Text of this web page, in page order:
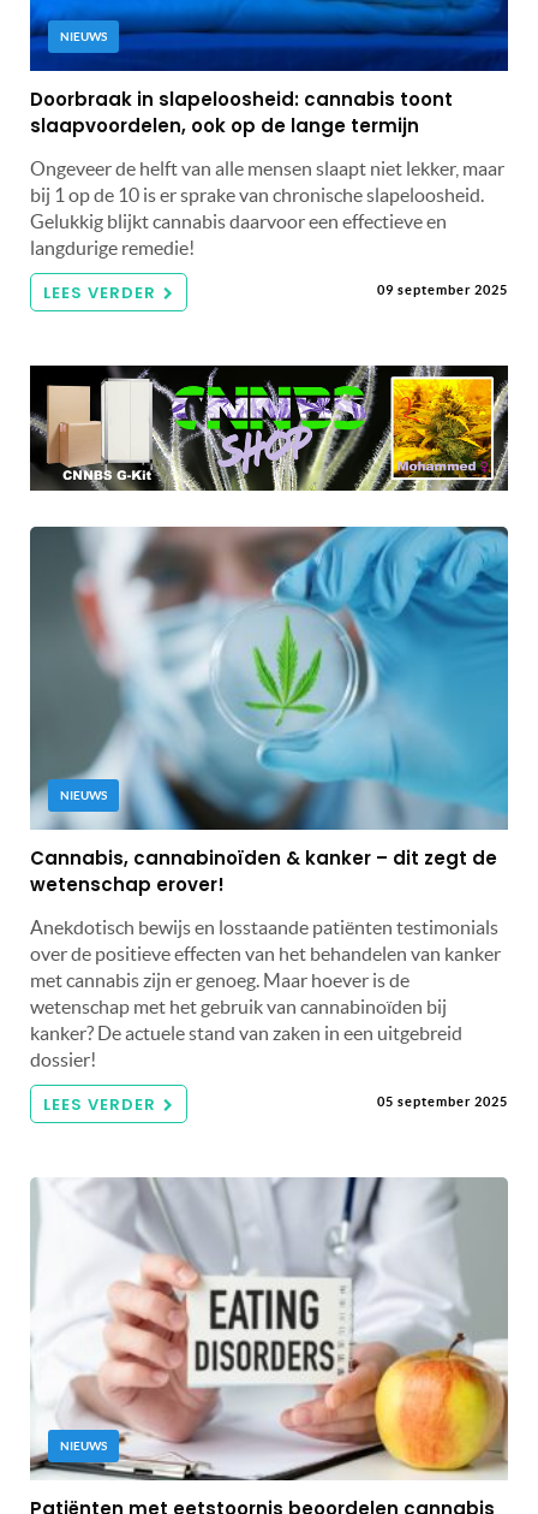
NIEUWS
Doorbraak in slapeloosheid: cannabis toont
slaapvoordelen, ook op de lange termijn
Ongeveer de helft van alle mensen slaapt niet lekker, maar
bij 1 op de 10 is er sprake van chronische slapeloosheid.
Gelukkig blijkt cannabis daarvoor een effectieve en
langdurige remedie!
LEES VERDER 09 september 2025
NIEUWS
Cannabis, cannabinoïden & kanker – dit zegt de
wetenschap erover!
Anekdotisch bewijs en losstaande patiënten testimonials
over de positieve effecten van het behandelen van kanker
met cannabis zijn er genoeg. Maar hoever is de
wetenschap met het gebruik van cannabinoïden bij
kanker? De actuele stand van zaken in een uitgebreid
dossier!
LEES VERDER 05 september 2025
NIEUWS
Patiënten met eetstoornis beoordelen cannabis